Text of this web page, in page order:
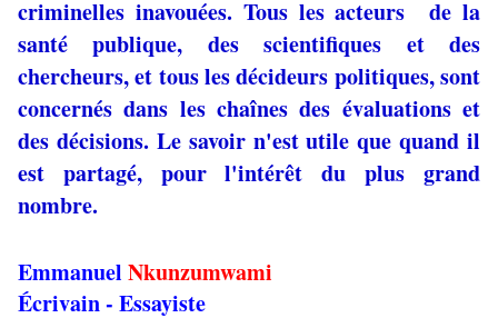
criminelles inavouées. Tous les acteurs de la
santé publique, des scientifiques et des
chercheurs, et tous les décideurs politiques, sont
concernés dans les chaînes des évaluations et
des décisions. Le savoir n'est utile que quand il
est partagé, pour l'intérêt du plus grand
nombre.
Emmanuel Nkunzumwami
Écrivain - Essayiste